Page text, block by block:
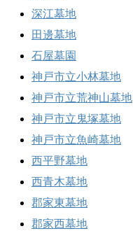
深江墓地
田邊墓地
石屋墓園
神戸市立小林墓地
神戸市立荒神山墓地
神戸市立鬼塚墓地
神戸市立魚崎墓地
西平野墓地
西青木墓地
郡家東墓地
郡家西墓地